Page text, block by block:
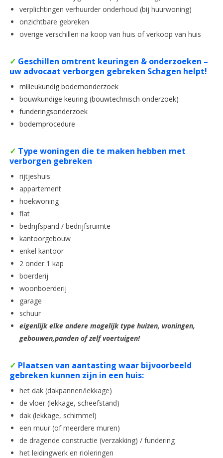
verplichtingen verhuurder onderhoud (bij huurwoning)
onzichtbare gebreken
overige verschillen na koop van huis of verkoop van huis
✓ Geschillen omtrent keuringen & onderzoeken –
uw advocaat verborgen gebreken Schagen helpt!
milieukundig bodemonderzoek
bouwkundige keuring (bouwtechnisch onderzoek)
funderingsonderzoek
bodemprocedure
✓ Type woningen die te maken hebben met
verborgen gebreken
rijtjeshuis
appartement
hoekwoning
flat
bedrijfspand / bedrijfsruimte
kantoorgebouw
enkel kantoor
2 onder 1 kap
boerderij
woonboerderij
garage
schuur
eigenlijk elke andere mogelijk type huizen, woningen,
gebouwen,panden of zelf voertuigen!
✓ Plaatsen van aantasting waar bijvoorbeeld
gebreken kunnen zijn in een huis:
het dak (dakpannen/lekkage)
de vloer (lekkage, scheefstand)
dak (lekkage, schimmel)
een muur (of meerdere muren)
de dragende constructie (verzakking) / fundering
het leidingwerk en rioleringen